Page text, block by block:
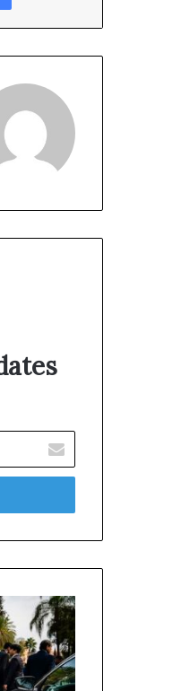
بريدك
الإلكتروني
توقيف
عنصر
متطرف
موالٍ
لتنظيم